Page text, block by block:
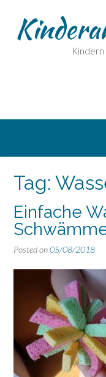
content
Tag:
Einfache
Posted on05/08/2018